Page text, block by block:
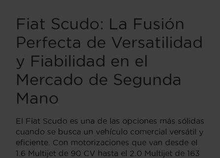
Fiat Scudo: La Fusión
Perfecta de Versatilidad
y Fiabilidad en el
Mercado de Segunda
Mano
El Fiat Scudo es una de las opciones más sólidas
cuando se busca un vehículo comercial versátil y
eficiente. Con motorizaciones que van desde el
1.6 Multijet de 90 CV hasta el 2.0 Multijet de 163